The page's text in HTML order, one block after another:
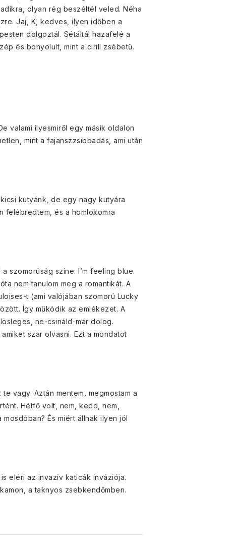
olyan rég beszéltél veled. Néha
Jaj, K, kedves, ilyen időben a
dolgoztál. Sétáltál hazafelé a
és bonyolult, mint a cirill zsébetű.
valami ilyesmiről egy másik oldalon
mint a fajanszzsibbadás, ami után
kutyánk, de egy nagy kutyára
felébredtem, és a homlokomra
szomorúság színe: I’m feeling blue.
nem tanulom meg a romantikát. A
t (ami valójában szomorú Lucky
Így működik az emlékezet. A
ne-csináld-már dolog.
szar olvasni. Ezt a mondatot
vagy. Aztán mentem, megmostam a
Hétfő volt, nem, kedd, nem,
És miért állnak ilyen jól
eléri az invazív katicák inváziója.
a taknyos zsebkendőmben.